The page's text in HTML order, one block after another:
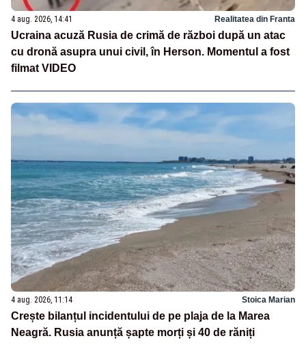
4 aug. 2026, 14:41 Realitatea din Franta
Ucraina acuză Rusia de crimă de război după un atac
cu dronă asupra unui civil, în Herson. Momentul a fost
filmat VIDEO
4 aug. 2026, 11:14 Stoica Marian
Crește bilanțul incidentului de pe plaja de la Marea
Neagră. Rusia anunță șapte morți și 40 de răniți